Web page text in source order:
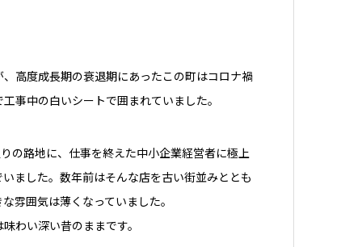
高度成長期の衰退期にあったこの町はコロナ禍
事中の白いシートで囲まれていました。
の路地に、仕事を終えた中小企業経営者に極上
ました。数年前はそんな店を古い街並みととも
雰囲気は薄くなっていました。
わい深い昔のままです。